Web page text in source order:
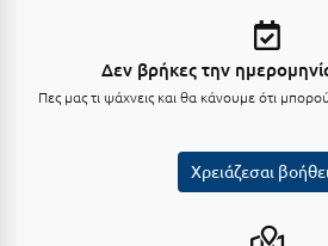
Κουρούτα ΗλείαςΔεν βρήκες την
Πες μας τι ψάχνεις και θα κάνουμε ότι
Χρειάζεσαι